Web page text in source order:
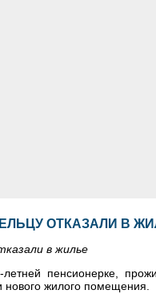
ОТКАЗАЛИ В
в жилье
пенсионерке,
нового жилого помещения.